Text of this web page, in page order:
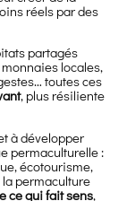
réels par des
partagés
locales,
toutes ces
, plus résiliente
à développer
permaculturelle :
écotourisme,
permaculture
ce qui fait sens,